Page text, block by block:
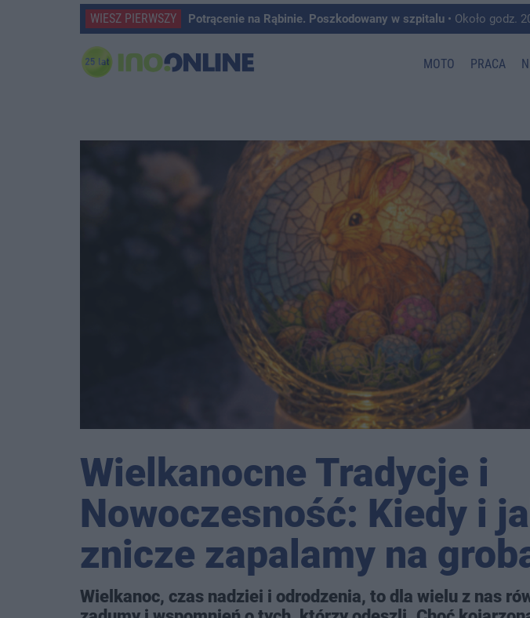
WIESZ PIERWSZY Potrącenie na Rąbinie. Poszkodowany w szpitalu • Około godz. 20.00
MOTO PRACA
Wielkanocne Tradycje i
Nowoczesność: Kiedy i
znicze zapalamy na
Wielkanoc, czas nadziei i odrodzenia, to dla wielu z nas